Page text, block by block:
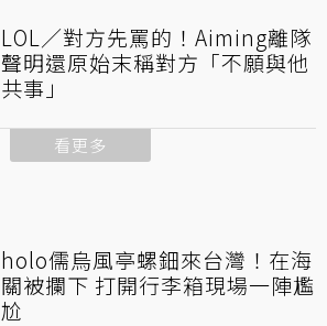
LOL／對方先罵的！Aiming離隊
聲明還原始末稱對方「不願與他
共事」
看更多
holo儒烏風亭螺鈿來台灣！在海
關被攔下 打開行李箱現場一陣尷
尬